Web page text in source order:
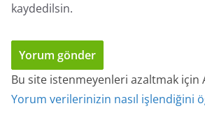
kaydedilsin.
Bu site istenmeyenleri azaltmak için
Yorum verilerinizin nasıl işlendiğini